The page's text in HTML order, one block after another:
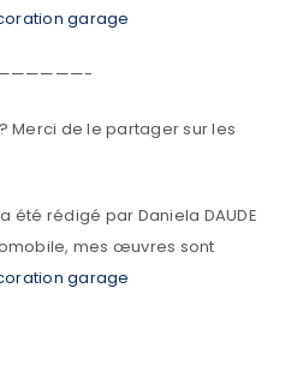
garage
——————-
Merci de le partager sur les
été rédigé par Daniela DAUDE
mes œuvres sont
garage